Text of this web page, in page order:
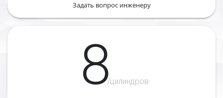
Задать вопрос инженеру
8/цилиндров